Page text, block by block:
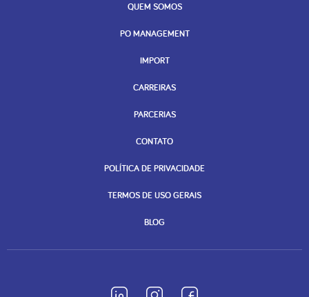
QUEM SOMOS
PO MANAGEMENT
IMPORT
CARREIRAS
PARCERIAS
CONTATO
POLÍTICA DE PRIVACIDADE
TERMOS DE USO GERAIS
BLOG